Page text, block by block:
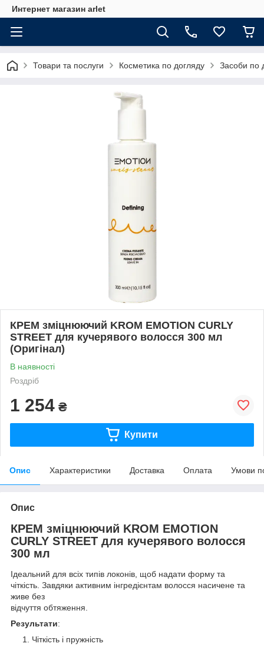
Интернет магазин arlet
Товари та послуги Косметика по догляду Засоби по
КРЕМ зміцнюючий KROM EMOTION CURLY
STREET для кучерявого волосся 300 мл
(Оригінал)
В наявності
Роздріб
1 254 ₴
Купити
Опис Характеристики Доставка Оплата Умови
Опис
КРЕМ зміцнюючий KROM EMOTION
CURLY STREET для кучерявого волосся
300 мл
Ідеальний для всіх типів локонів, щоб надати форму та
чіткість. Завдяки активним інгредієнтам волосся насичене та
живе без
відчуття обтяження.
Результати:
Чіткість і пружність